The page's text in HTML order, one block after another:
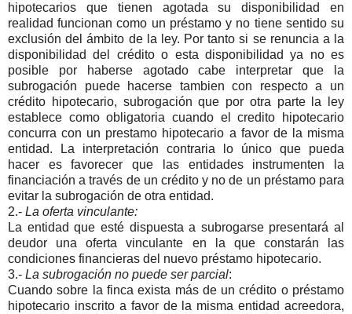
hipotecarios que tienen agotada su disponibilidad en
realidad funcionan como un préstamo y no tiene sentido su
exclusión del ámbito de la ley. Por tanto si se renuncia a la
disponibilidad del crédito o esta disponibilidad ya no es
posible por haberse agotado cabe interpretar que la
subrogación puede hacerse tambien con respecto a un
crédito hipotecario, subrogación que por otra parte la ley
establece como obligatoria cuando el credito hipotecario
concurra con un prestamo hipotecario a favor de la misma
entidad. La interpretación contraria lo único que pueda
hacer es favorecer que las entidades instrumenten la
financiación a través de un crédito y no de un préstamo para
evitar la subrogación de otra entidad.
2.- La oferta vinculante:
La entidad que esté dispuesta a subrogarse presentará al
deudor una oferta vinculante en la que constarán las
condiciones financieras del nuevo préstamo hipotecario.
3.- La subrogación no puede ser parcial:
Cuando sobre la finca exista más de un crédito o préstamo
hipotecario inscrito a favor de la misma entidad acreedora,